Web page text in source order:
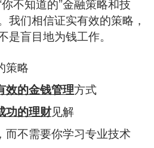
不知道的”金融策略和技
我们相信证实有效的策略，
是盲目地为钱工作。
策略
效的金钱管理方式
功的理财见解
而不需要你学习专业技术